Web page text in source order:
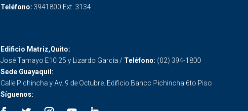
Teléfono: 3941800 Ext. 3134
Edificio Matriz,Quito:
José Tamayo E10 25 y Lizardo García / Teléfono: (02) 394-1800
Sede Guayaquil:
Calle Pichincha y Av. 9 de Octubre. Edificio Banco Pichincha 6to Piso
Síguenos: